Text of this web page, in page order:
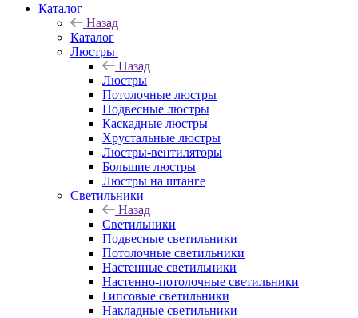
Каталог
Назад
Каталог
Люстры
Назад
Люстры
Потолочные люстры
Подвесные люстры
Каскадные люстры
Хрустальные люстры
Люстры-вентиляторы
Большие люстры
Люстры на штанге
Светильники
Назад
Светильники
Подвесные светильники
Потолочные светильники
Настенные светильники
Настенно-потолочные светильники
Гипсовые светильники
Накладные светильники